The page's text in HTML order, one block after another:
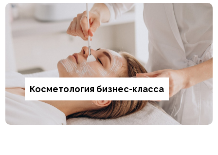
Косметология бизнес-класса